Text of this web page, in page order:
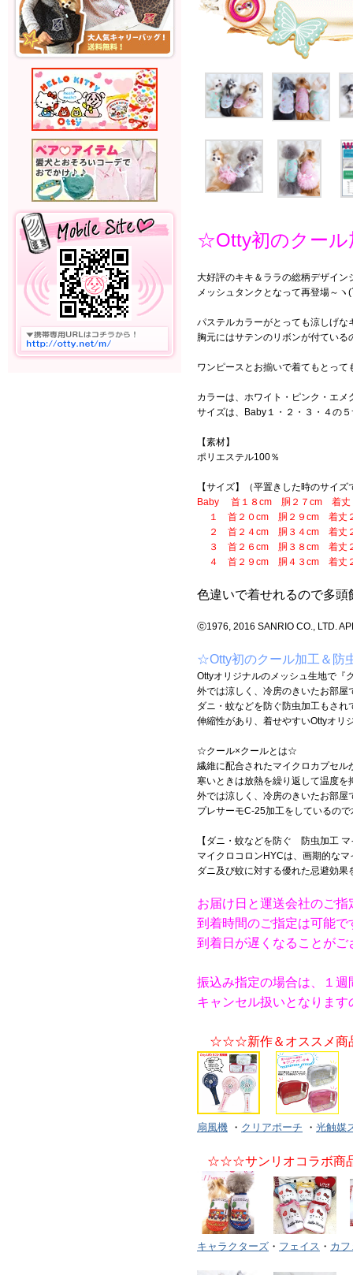
☆Otty初のクール
大好評のキキ＆ララの総柄デザイン
メッシュタンクとなって再登場～ヽ
パステルカラーがとっても涼しげな
胸元にはサテンのリボンが付てい
ワンピースとお揃いで着てもとって
カラーは、ホワイト・ピンク・エメ
サイズは、Baby１・２・３・４の
【素材】
ポリエステル100％
【サイズ】（平置きした時のサイズ
Baby 首１８cm 胴２７cm 着丈
１ 首２０cm 胴２９cm 着丈
２ 首２４cm 胴３４cm 着丈
３ 首２６cm 胴３８cm 着丈
４ 首２９cm 胴４３cm 着丈
色違いで着せれるので多
ⓒ1976, 2016 SANRIO CO., LTD.
☆Otty初のクール加工＆防
Ottyオリジナルのメッシュ生地で『
外では涼しく、冷房のきいたお部
ダニ・蚊などを防ぐ防虫加工もさ
伸縮性があり、着せやすいOttyオリ
☆クール×クールとは☆
繊維に配合されたマイクロカプセ
寒いときは放熱を繰り返して温度を
外では涼しく、冷房のきいたお部屋
プレサーモC-25加工をしているの
【ダニ・蚊などを防ぐ 防虫加工
マイクロコロンHYCは、画期的な
ダニ及び蚊に対する優れた忌避効果
お届け日と運送会社のご
到着時間のご指定は可能
到着日が遅くなることが
振込み指定の場合は、１
キャンセル扱いとなりま
☆☆☆新作＆オススメ
扇風機 ・ クリアポーチ ・ 光触媒
☆☆☆サンリオコラボ
キャラクターズ ・ フェイス ・ カ